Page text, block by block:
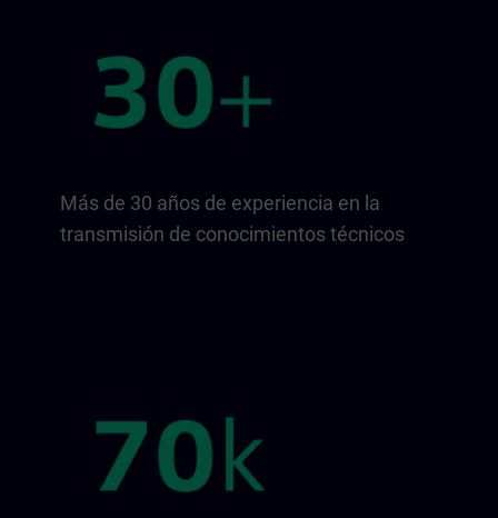
Más de 30 años de experiencia en la
transmisión de conocimientos técnicos